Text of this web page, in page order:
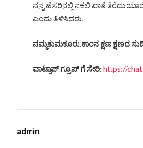
ನನ್ನ ಹೆಸರಿನಲ್ಲಿ ನಕಲಿ ಖಾತೆ ತೆರೆದು
ಎಂದು ತಿಳಿಸಿದರು.
ನಮ್ಮತುಮಕೂರು.ಕಾಂನ ಕ್ಷಣ ಕ್ಷಣದ
ವಾಟ್ಸಾಪ್ ಗ್ರೂಪ್ ಗೆ ಸೇರಿ:https://
admin